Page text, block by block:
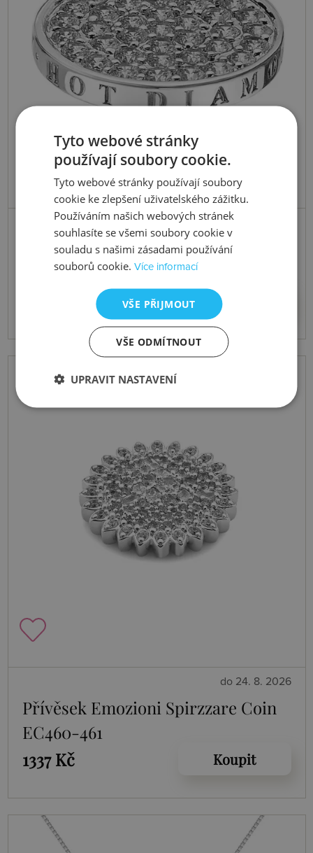
Přívěsek Emozioni Ice Sparkle Coin
Koupit
do 24. 8. 2026
Přívěsek Emozioni Spirzzare Coin
EC460-461
1337 Kč
Koupit
Tyto webové stránky
používají soubory cookie.
Tyto webové stránky používají soubory
cookie ke zlepšení uživatelského zážitku.
Používáním našich webových stránek
souhlasíte se všemi soubory cookie v
souladu s našimi zásadami používání
souborů cookie.Více informací
VŠE PŘIJMOUT
VŠE ODMÍTNOUT
UPRAVIT NASTAVENÍ